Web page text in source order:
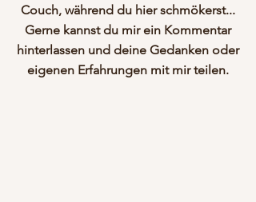
Couch, während du hier schmökerst...
Gerne kannst du mir ein Kommentar
hinterlassen und deine Gedanken oder
eigenen Erfahrungen mit mir teilen.